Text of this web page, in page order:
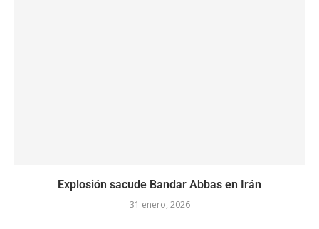
Explosión sacude Bandar Abbas en Irán
31 enero, 2026